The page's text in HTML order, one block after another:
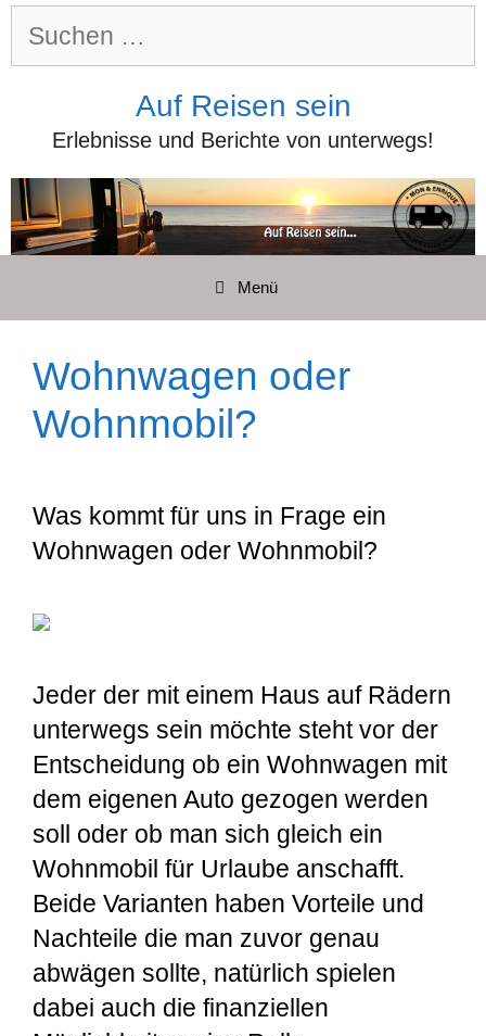
Zum
Inhalt
Suchen
Auf Reisen sein
Erlebnisse und Berichte von unterwegs!
Menü
Wohnwagen oder
Wohnmobil?
Was kommt für uns in Frage ein
Wohnwagen oder Wohnmobil?
Jeder der mit einem Haus auf Rädern
unterwegs sein möchte steht vor der
Entscheidung ob ein Wohnwagen mit
dem eigenen Auto gezogen werden
soll oder ob man sich gleich ein
Wohnmobil für Urlaube anschafft.
Beide Varianten haben Vorteile und
Nachteile die man zuvor genau
abwägen sollte, natürlich spielen
dabei auch die finanziellen